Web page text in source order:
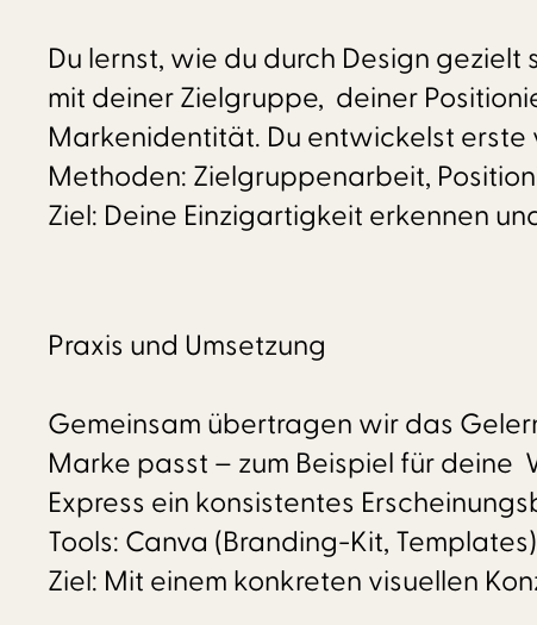
Du lernst, wie du durch Design
mit deiner Zielgruppe, deiner
Markenidentität. Du entwickelst
Methoden: Zielgruppenarbeit,
Ziel: Deine Einzigartigkeit erkennen
Praxis und Umsetzung
Gemeinsam übertragen wir das
Marke passt – zum Beispiel für deine
Express ein konsistentes
Tools: Canva (Branding-Kit,
Ziel: Mit einem konkreten visuellen